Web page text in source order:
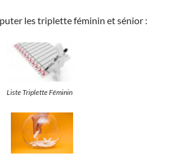
les triplette féminin et sénior :
Liste Triplette Féminin